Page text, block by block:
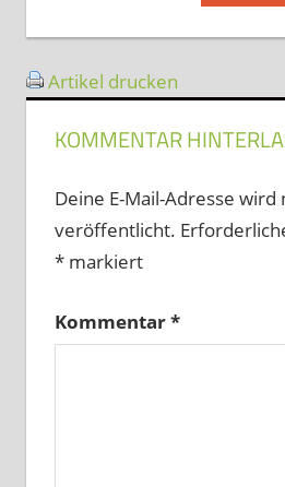
Beitrag:
Artikel drucken
KOMMENTAR
Deine E-Mail-Adresse wird
veröffentlicht.
*markiert
Kommentar*